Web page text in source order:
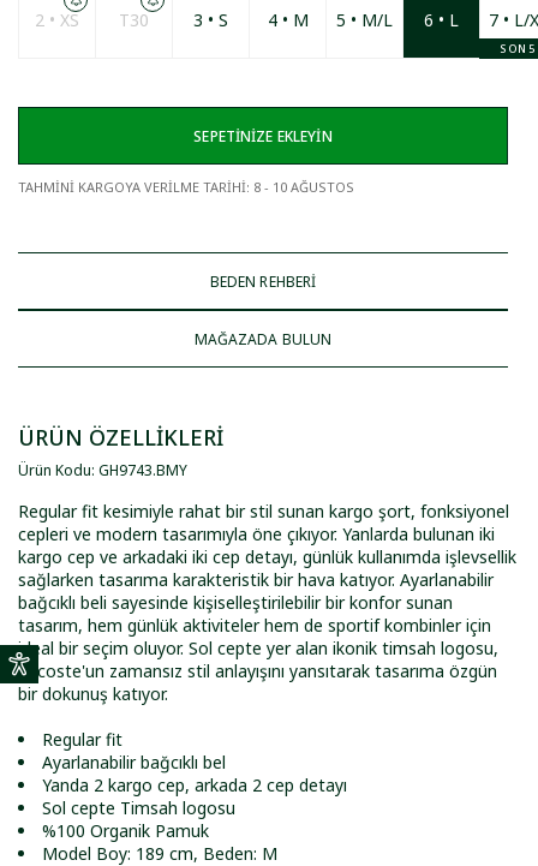
2 • XS T30 3 • S 4 • M 5 • M/L 6 • L 7 • L/
SON 5
SEPETİNİZE EKLEYİN
TAHMİNİ KARGOYA VERİLME TARİHİ: 8 - 10 AĞUSTOS
BEDEN REHBERİ
MAĞAZADA BULUN
ÜRÜN ÖZELLİKLERİ
Ürün Kodu: GH9743.BMY
Regular fit kesimiyle rahat bir stil sunan kargo şort, fonksiyonel
cepleri ve modern tasarımıyla öne çıkıyor. Yanlarda bulunan iki
kargo cep ve arkadaki iki cep detayı, günlük kullanımda işlevsellik
sağlarken tasarıma karakteristik bir hava katıyor. Ayarlanabilir
bağcıklı beli sayesinde kişiselleştirilebilir bir konfor sunan
tasarım, hem günlük aktiviteler hem de sportif kombinler için
ideal bir seçim oluyor. Sol cepte yer alan ikonik timsah logosu,
Lacoste'un zamansız stil anlayışını yansıtarak tasarıma özgün
bir dokunuş katıyor.
Regular fit
Ayarlanabilir bağcıklı bel
Yanda 2 kargo cep, arkada 2 cep detayı
Sol cepte Timsah logosu
%100 Organik Pamuk
Model Boy: 189 cm, Beden: M